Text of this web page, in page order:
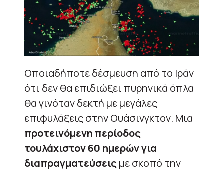
Οποιαδήποτε δέσμευση από το Ιράν
ότι δεν θα επιδιώξει πυρηνικά όπλα
θα γινόταν δεκτή με μεγάλες
επιφυλάξεις στην Ουάσινγκτον. Μια
προτεινόμενη περίοδος
τουλάχιστον 60 ημερών για
διαπραγματεύσειςμε σκοπό την